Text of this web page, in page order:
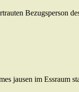
Bezugsperson
jausen im Essraum